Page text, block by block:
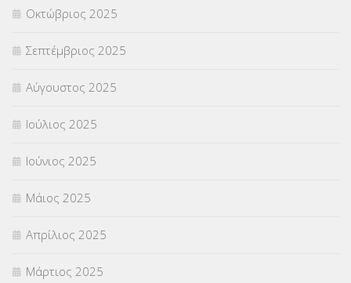
ΥΠΟΤΡΟΦΙΕΣ(28)
ΦΥΣΙΚΗ ΑΓΩΓΗ(692)
Χωρίς κατηγορία
Οκτώβριος 2025
Σεπτέμβριος 2025
Αύγουστος 2025
Ιούλιος 2025
Ιούνιος 2025
Μάιος 2025
Απρίλιος 2025
Μάρτιος 2025